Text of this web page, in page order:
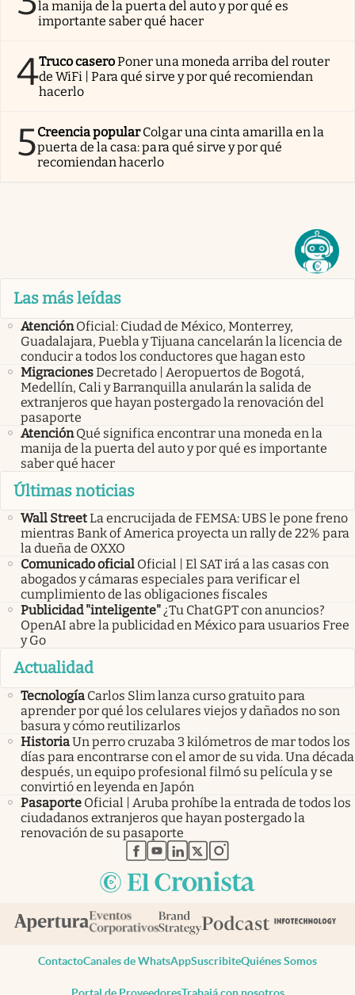
la manija de la puerta del auto y por qué es
importante saber qué hacer
4Truco caseroPoner una moneda arriba del router
de WiFi | Para qué sirve y por qué recomiendan
hacerlo
5Creencia popularColgar una cinta amarilla en la
puerta de la casa: para qué sirve y por qué
recomiendan hacerlo
Las más leídas
Atención Oficial: Ciudad de México, Monterrey,
Guadalajara, Puebla y Tijuana cancelarán la licencia de
conducir a todos los conductores que hagan esto
MigracionesDecretado | Aeropuertos de Bogotá,
Medellín, Cali y Barranquilla anularán la salida de
extranjeros que hayan postergado la renovación del
pasaporte
Atención Qué significa encontrar una moneda en la
manija de la puerta del auto y por qué es importante
saber qué hacer
Últimas noticias
Wall StreetLa encrucijada de FEMSA: UBS le pone freno
mientras Bank of America proyecta un rally de 22% para
la dueña de OXXO
Comunicado oficial Oficial | El SAT irá a las casas con
abogados y cámaras especiales para verificar el
cumplimiento de las obligaciones fiscales
Publicidad "inteligente"¿Tu ChatGPT con anuncios?
OpenAI abre la publicidad en México para usuarios Free
y Go
Actualidad
Tecnología Carlos Slim lanza curso gratuito para
aprender por qué los celulares viejos y dañados no son
basura y cómo reutilizarlos
HistoriaUn perro cruzaba 3 kilómetros de mar todos los
días para encontrarse con el amor de su vida. Una década
después, un equipo profesional filmó su película y se
convirtió en leyenda en Japón
Pasaporte Oficial | Aruba prohíbe la entrada de todos los
ciudadanos extranjeros que hayan postergado la
renovación de su pasaporte
abre en nueva pestaña
abre en nueva pestaña
abre en nueva pestaña
abre en nueva pestaña
abre en nueva pestaña
ContactoCanales de WhatsAppSuscribiteQuiénes Somos